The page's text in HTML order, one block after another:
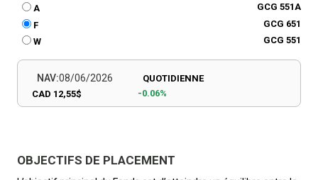
A
GCG 551A
F
GCG 651
W
GCG 551
NAV:08/06/2026
CAD 12,55$
QUOTIDIENNE
-0.06%
OBJECTIFS DE PLACEMENT